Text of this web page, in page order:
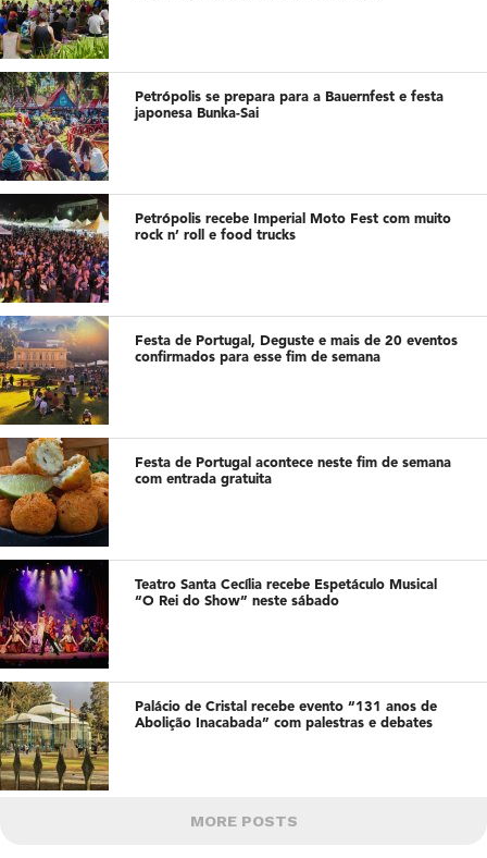
Petrópolis se prepara para a Bauernfest e festa
japonesa Bunka-Sai
Petrópolis recebe Imperial Moto Fest com muito
rock n’ roll e food trucks
Festa de Portugal, Deguste e mais de 20 eventos
confirmados para esse fim de semana
Festa de Portugal acontece neste fim de semana
com entrada gratuita
Teatro Santa Cecília recebe Espetáculo Musical
“O Rei do Show” neste sábado
Palácio de Cristal recebe evento “131 anos de
Abolição Inacabada” com palestras e debates
MORE POSTS